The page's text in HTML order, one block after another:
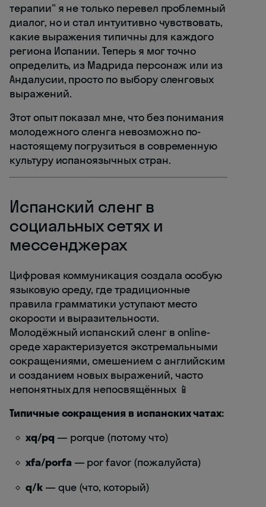
терапии" я не только перевел проблемный
диалог, но и стал интуитивно чувствовать,
какие выражения типичны для каждого
региона Испании. Теперь я мог точно
определить, из Мадрида персонаж или из
Андалусии, просто по выбору сленговых
выражений.
Этот опыт показал мне, что без понимания
молодежного сленга невозможно по-
настоящему погрузиться в современную
культуру испаноязычных стран.
Испанский сленг в
социальных сетях и
мессенджерах
Цифровая коммуникация создала особую
языковую среду, где традиционные
правила грамматики уступают место
скорости и выразительности.
Молодёжный испанский сленг в online-
среде характеризуется экстремальными
сокращениями, смешением с английским
и созданием новых выражений, часто
непонятных для непосвящённых 📱
Типичные сокращения в испанских чатах:
xq/pq — porque (потому что)
xfa/porfa — por favor (пожалуйста)
q/k— que (что, который)